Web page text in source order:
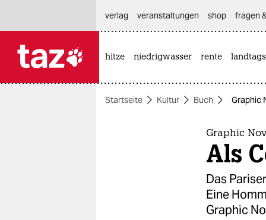
themen
verlag
veranstaltungen shop fragen
hitze niedrigwasser rente
Startseite Kultur Buch Graphic
Graphic
Als
Das
Eine
Graphic